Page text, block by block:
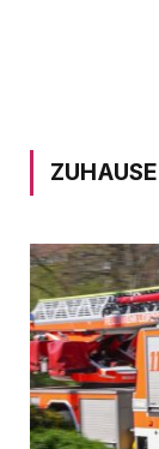
ZUHAUSE